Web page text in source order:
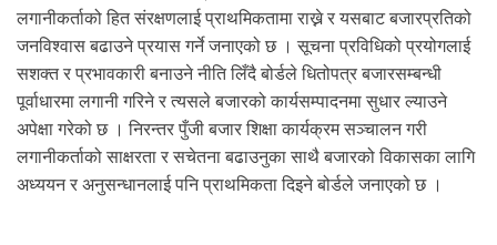
लगानीकर्ताको हित संरक्षणलाई प्राथमिकतामा राख्ने र यसबाट बजारप्रतिको
जनविश्वास बढाउने प्रयास गर्ने जनाएको छ । सूचना प्रविधिको प्रयोगलाई
सशक्त र प्रभावकारी बनाउने नीति लिँदै बोर्डले धितोपत्र बजारसम्बन्धी
पूर्वाधारमा लगानी गरिने र त्यसले बजारको कार्यसम्पादनमा सुधार ल्याउने
अपेक्षा गरेको छ । निरन्तर पुँजी बजार शिक्षा कार्यक्रम सञ्चालन गरी
लगानीकर्ताको साक्षरता र सचेतना बढाउनुका साथै बजारको विकासका लागि
अध्ययन र अनुसन्धानलाई पनि प्राथमिकता दिइने बोर्डले जनाएको छ ।